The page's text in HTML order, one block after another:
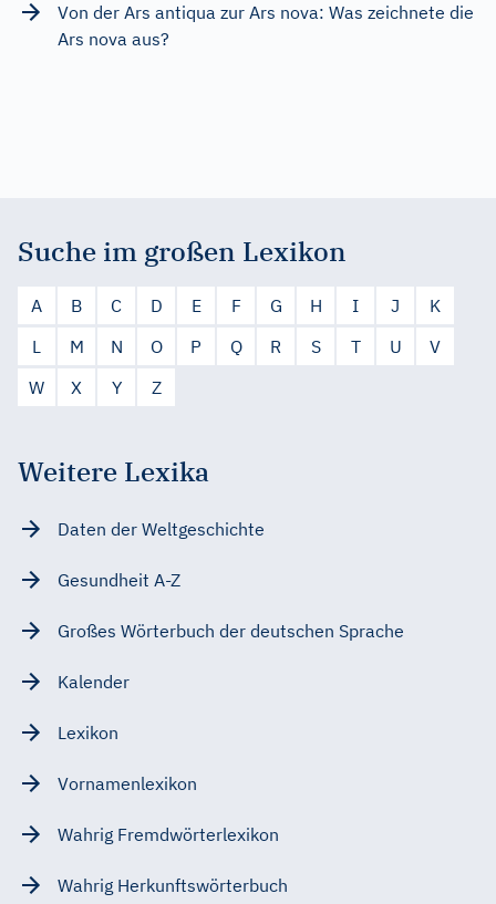
Von der Ars antiqua zur Ars nova: Was zeichnete die
Ars nova aus?
Suche im großen Lexikon
A B C D E F G H I J
K
L
M N O P Q R S T U
V
W
X Y Z
Weitere Lexika
Daten der Weltgeschichte
Gesundheit A-Z
Großes Wörterbuch der deutschen Sprache
Kalender
Lexikon
Vornamenlexikon
Wahrig Fremdwörterlexikon
Wahrig Herkunftswörterbuch